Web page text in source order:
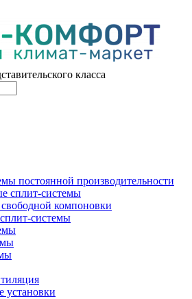
класса
постоянной производительности
сплит-системы
компоновки
системы
установки